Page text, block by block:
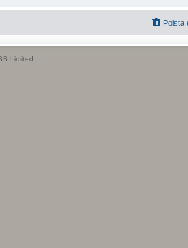
Poista
Limited